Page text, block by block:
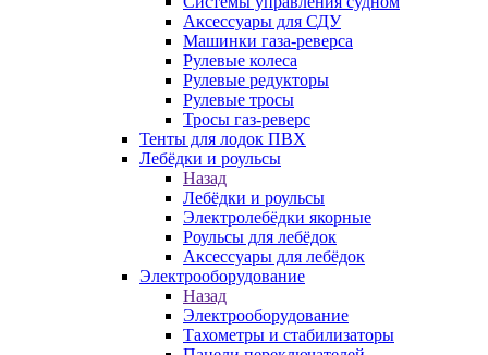
Аксессуары для СДУ
Машинки газа-реверса
Рулевые колеса
Рулевые редукторы
Рулевые тросы
Тросы газ-реверс
Тенты для лодок ПВХ
Лебёдки и роульсы
Назад
Лебёдки и роульсы
Электролебёдки якорные
Роульсы для лебёдок
Аксессуары для лебёдок
Электрооборудование
Назад
Электрооборудование
Тахометры и стабилизаторы